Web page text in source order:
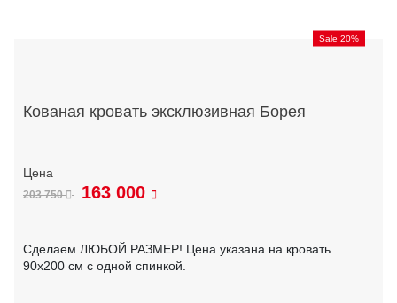
Sale 20%
Кованая кровать эксклюзивная Борея
203 750 163 000
Сделаем ЛЮБОЙ РАЗМЕР! Цена указана на кровать
90х200 см с одной спинкой.